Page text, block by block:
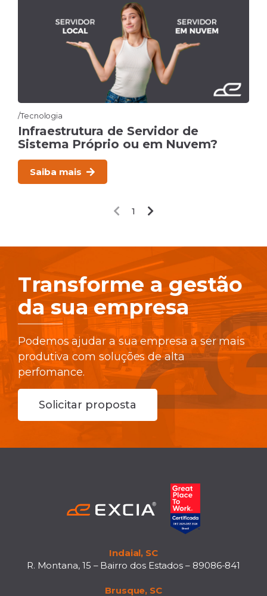
Tecnologia
Infraestrutura de Servidor de
Sistema Próprio ou em Nuvem?
Saiba mais
1
Transforme a gestão
da sua empresa
Podemos ajudar a sua empresa a ser mais
produtiva com soluções de alta
perfomance.
Solicitar proposta
Indaial, SC
R. Montana, 15 – Bairro dos Estados – 89086-841
Brusque, SC